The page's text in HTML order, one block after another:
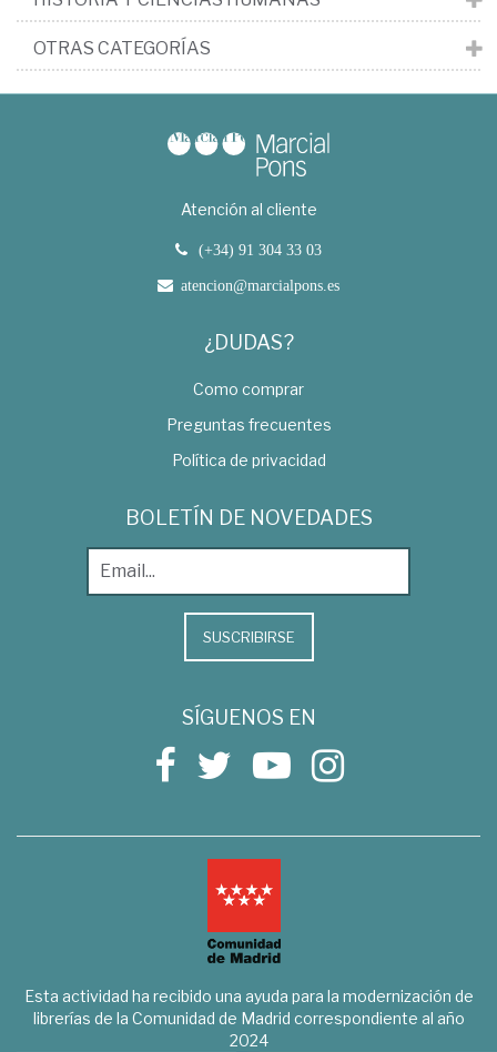
OTRAS CATEGORÍAS
Atención al cliente
(+34) 91 304 33 03
atencion@marcialpons.es
¿DUDAS?
Como comprar
Preguntas frecuentes
Política de privacidad
BOLETÍN DE NOVEDADES
SUSCRIBIRSE
SÍGUENOS EN
Esta actividad ha recibido una ayuda para la modernización de
librerías de la Comunidad de Madrid correspondiente al año
2024